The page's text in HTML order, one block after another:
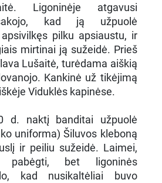
Ligoninėje atgavusi
kad ją užpuolė
pilku apsiaustu, ir
mirtinai ją sužeidė. Prieš
Lušaitė, turėdama aiškią
Kankinė už tikėjimą
Viduklės kapinėse.
d. naktį banditai užpuolė
uniforma) Šiluvos kleboną
ir peiliu sužeidė. Laimei,
pabėgti, bet ligoninės
kad nusikaltėliai buvo